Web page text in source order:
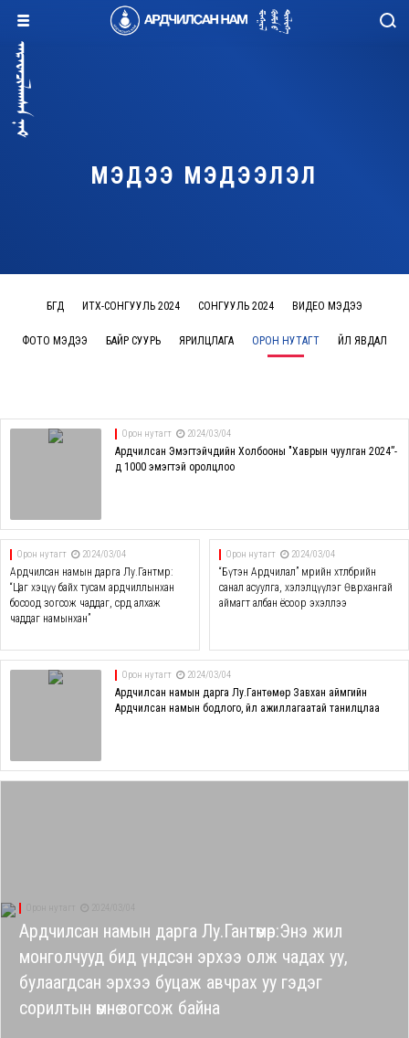
МЭДЭЭ МЭДЭЭЛЭЛ
БҮГД ИТХ-СОНГУУЛЬ 2024 СОНГУУЛЬ 2024 ВИДЕО МЭДЭЭ
ФОТО МЭДЭЭ БАЙР СУУРЬ ЯРИЛЦЛАГА ОРОН НУТАГТ ҮЙЛ ЯВДАЛ
Орон нутагт 2024/03/04
Ардчилсан Эмэгтэйчүүдийн Холбооны "Хаврын чуулган 2024”-
д 1000 эмэгтэй оролцлоо
Орон нутагт 2024/03/04
Ардчилсан намын дарга Лу.Гантөмөр:
“Цаг хэцүү байх тусам ардчиллынхан
босоод зогсож чаддаг, сөрөөд алхаж
чаддаг намынхан”
Орон нутагт 2024/03/04
“Бүтэн Ардчилал” мөрийн хөтөлбөрийн
санал асуулга, хэлэлцүүлэг Өвөрхангай
аймагт албан ёсоор эхэллээ
Орон нутагт 2024/03/04
Ардчилсан намын дарга Лу.Гантөмөр Завхан аймгийн
Ардчилсан намын бодлого, үйл ажиллагаатай танилцлаа
Орон нутагт 2024/03/04
Ардчилсан намын дарга Лу.Гантөмөр:Энэ жил
монголчууд бид үндсэн эрхээ олж чадах уу,
булаагдсан эрхээ буцаж авчрах уу гэдэг
сорилтын өмнө зогсож байна